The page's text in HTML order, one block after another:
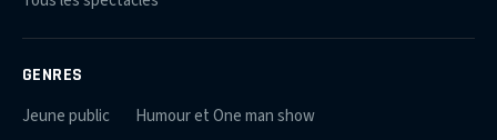
GENRES
Jeune public
Humour et One man show